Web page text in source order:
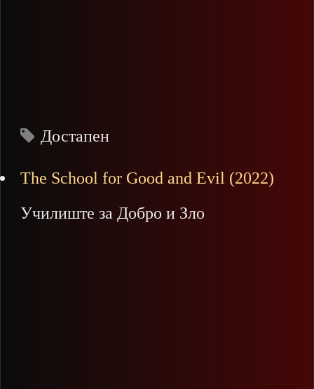
Достапен
The School for Good and Evil (2022)
Училиште за Добро и Зло